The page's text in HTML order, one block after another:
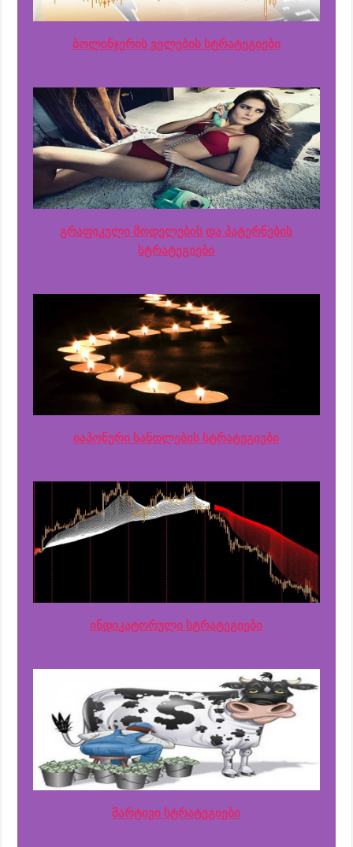
ბოლინჯერის ველების სტრატეგიები
გრაფიკული მოდელების და პატერნების
სტრატეგიები
იაპონური სანთლების სტრატეგიები
ინდიკატორული სტრატეგიები
მარტივი სტრატეგიები